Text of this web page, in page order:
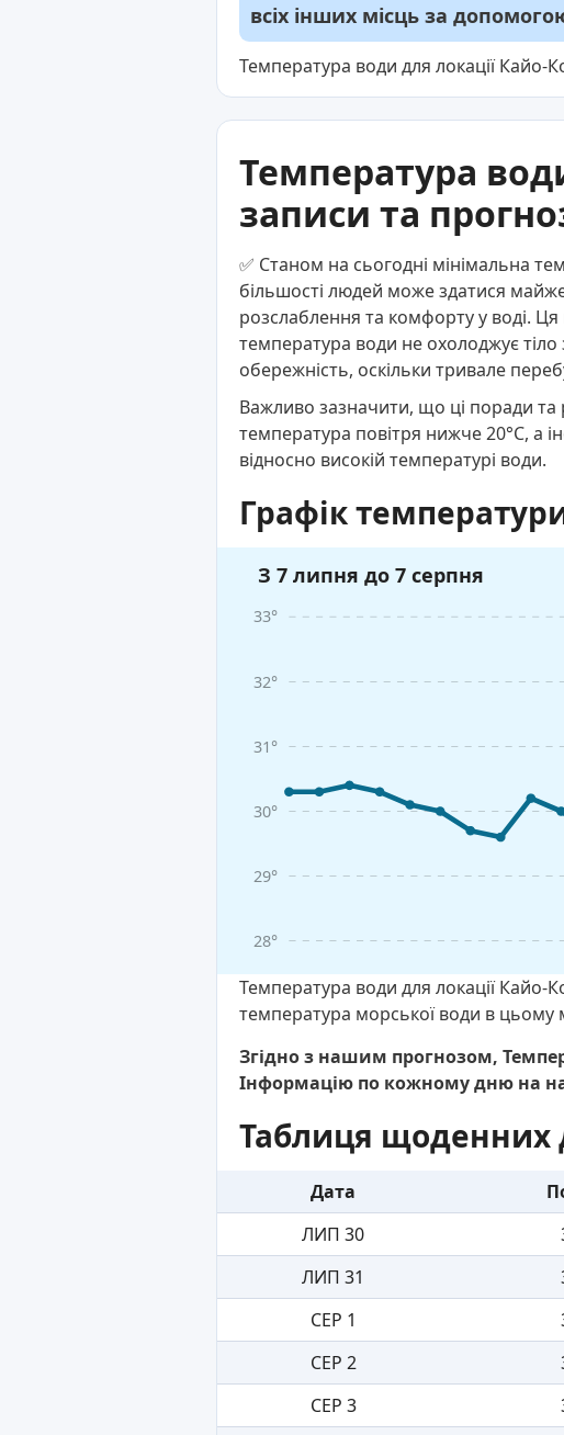
всіх інших місць за
Температура води для локації Кайо-
Температура
записи та
✅ Станом на сьогодні мінімальна
більшості людей може здатися
розслаблення та комфорту у воді. Ця
температура води не охолоджує
обережність, оскільки тривале
Важливо зазначити, що ці поради та
температура повітря нижче 20°C, а
відносно високій температурі води.
Графік
З 7 липня до 7 серпня
28°
29°
30°
31°
32°
33°
Температура води для локації Кайо-
температура морської води в цьому
Згідно з нашим прогнозом,
Інформацію по кожному дню на
Таблиця щоденних
Дата
ЛИП 30
ЛИП 31
СЕР 1
СЕР 2
СЕР 3